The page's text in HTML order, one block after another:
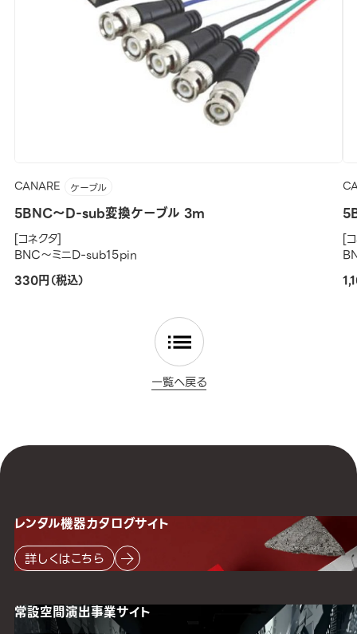
CANARE ケーブル
5BNC～D-sub変換ケーブル 3m
[コネクタ]
BNC～ミニD-sub15pin
330円（税込）
[
一覧へ戻る
レンタル機器カタログサイト
詳しくはこちら
常設空間演出事業サイト